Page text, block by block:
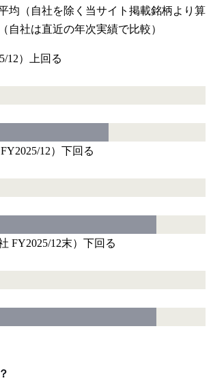
均（自社を除く当サイト掲載銘柄より算
自社は直近の年次実績で比較）
12）
上回る
FY2025/12） 下回る
FY2025/12末） 下回る